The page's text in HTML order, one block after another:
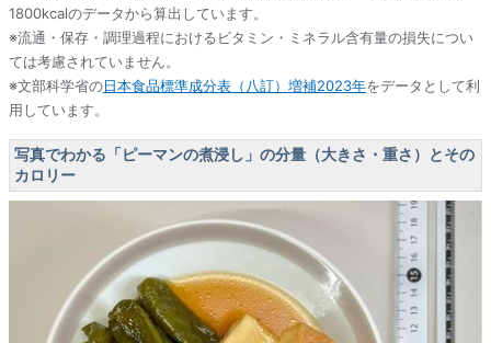
1800kcalのデータから算出しています。
※流通・保存・調理過程におけるビタミン・ミネラル含有量の損失につい
ては考慮されていません。
※文部科学省の日本食品標準成分表（八訂）増補2023年をデータとして利
用しています。
写真でわかる「ピーマンの煮浸し」の分量（大きさ・重さ）とその
カロリー